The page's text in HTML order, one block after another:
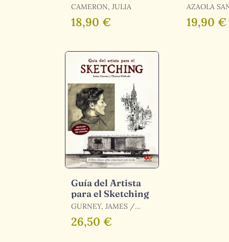
Herramientas
CAMERON, JULIA
18,90 €
AZAOLA
19,90 €
Guía del Artista
para el Sketching
GURNEY, JAMES /
KINKADE, THOMAS
26,50 €